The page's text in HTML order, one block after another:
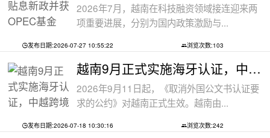
2026年7月，越南在科技融资领域接连迎来两
项重要进展，分别为国内政策激励与...
发布日期:2026-07-27 10:55:22 浏览次数:103
越南9月正式实施海牙认证，中越跨境文件
2026年9月11日起，《取消外国公文书认证要
求的公约》对越南正式生效。越南由...
发布日期:2026-07-18 10:30:16 浏览次数:242